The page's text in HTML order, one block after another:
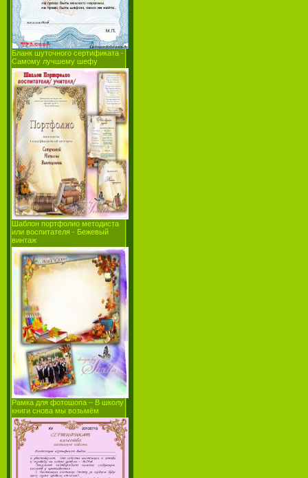
Бланк шуточного сертификата -
Самому лучшему шефу
Шаблон портфолио методиста
или воспитателя - Бежевый
винтаж
Рамка для фотошопа – В школу
книги снова мы возьмём